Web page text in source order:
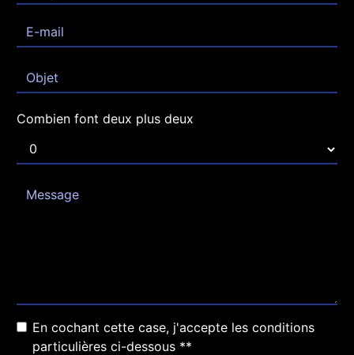
Combien font deux plus deux
En cochant cette case, j'accepte les conditions
particulières ci-dessous **